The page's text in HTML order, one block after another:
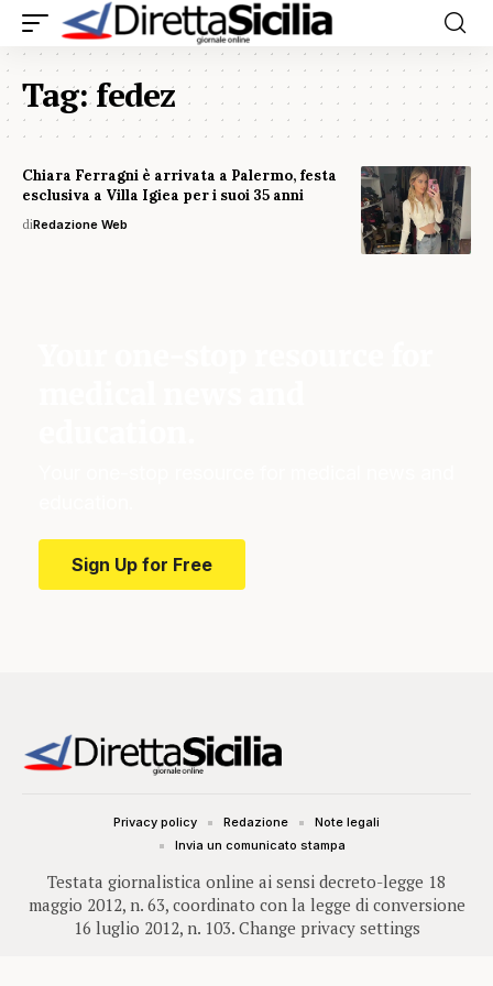
Tag:fedez
Chiara Ferragni è arrivata a Palermo, festa
esclusiva a Villa Igiea per i suoi 35 anni
diRedazione Web
Sign Up for Free
Testata giornalistica online ai sensi decreto-legge 18
maggio 2012, n. 63, coordinato con la legge di conversione
16 luglio 2012, n. 103. Change privacy settings
Privacy policy Redazione
Note legali
Invia un comunicato stampa